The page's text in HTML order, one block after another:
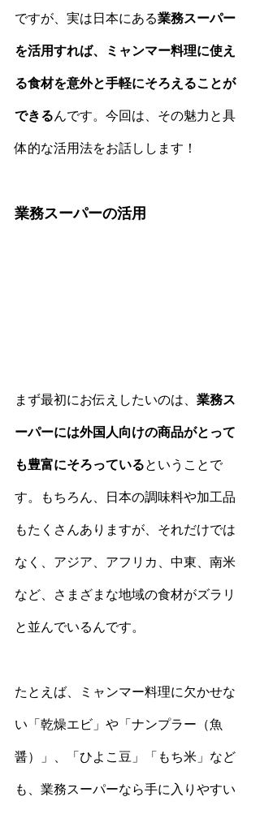
ですが、実は日本にある業務スーパー
を活用すれば、ミャンマー料理に使え
る食材を意外と手軽にそろえることが
できるんです。今回は、その魅力と具
体的な活用法をお話しします！
業務スーパーの活用
まず最初にお伝えしたいのは、 業務ス
ーパーには外国人向けの商品がとって
も豊富にそろっているということで
す。もちろん、日本の調味料や加工品
もたくさんありますが、それだけでは
なく、アジア、アフリカ、中東、南米
など、さまざまな地域の食材がズラリ
と並んでいるんです。
たとえば、ミャンマー料理に欠かせな
い「乾燥エビ」や「ナンプラー（魚
醤）」、「ひよこ豆」「もち米」など
も、業務スーパーなら手に入りやすい